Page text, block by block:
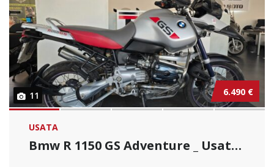
11 6.490 €
USATA
Bmw R 1150 GS Adventure _ Usato Permutabile....